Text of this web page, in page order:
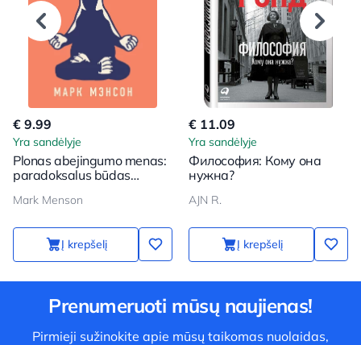
€ 9.99
Yra sandėlyje
Plonas abejingumo menas:
paradoksalus būdas
Mark Menson
Į krepšelį
€ 11.09
Yra sandėlyje
Философия: Кому она
нужна?
AJN R.
Į krepšelį
Prenumeruoti mūsų naujienas!
Pirmieji sužinokite apie mūsų taikomas nuolaidas,